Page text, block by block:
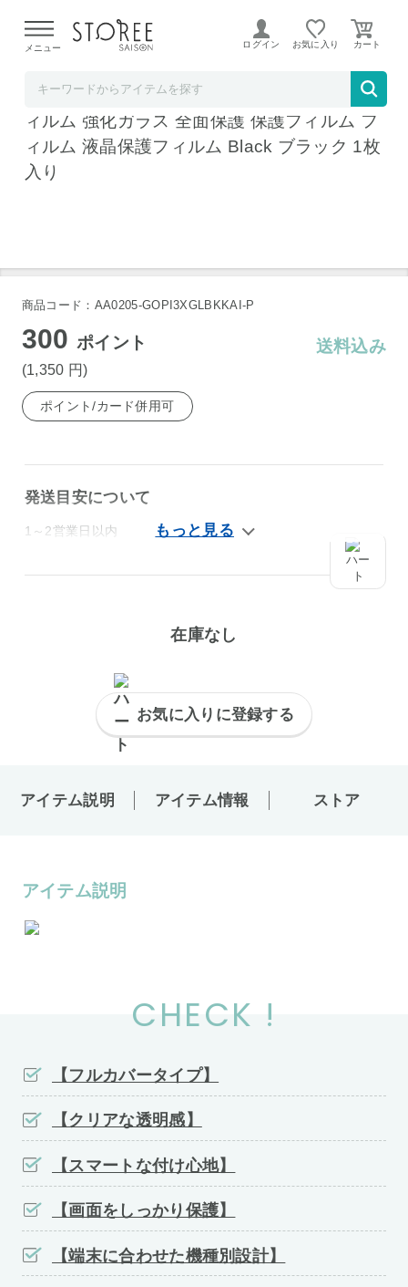
よる配送遅延が発生しております。
メニュー ログイン お気に入り
シズカウィル Google Pixel3 XL 用 ガラスフ
ィルム 強化ガラス 全面保護 保護フィルム フ
ィルム 液晶保護フィルム Black ブラック 1枚
入り
商品コード：AA0205-GOPI3XGLBKKAI-P
300ポイント
(1,350 円)
送料込み
ポイント/カード併用可
発送目安について
1～2営業日以内
在庫なし
お気に入りに登録する
アイテム説明 アイテム情報 ストア
アイテム説明
CHECK !
【フルカバータイプ】
【クリアな透明感】
【スマートな付け心地】
【画面をしっかり保護】
【端末に合わせた機種別設計】